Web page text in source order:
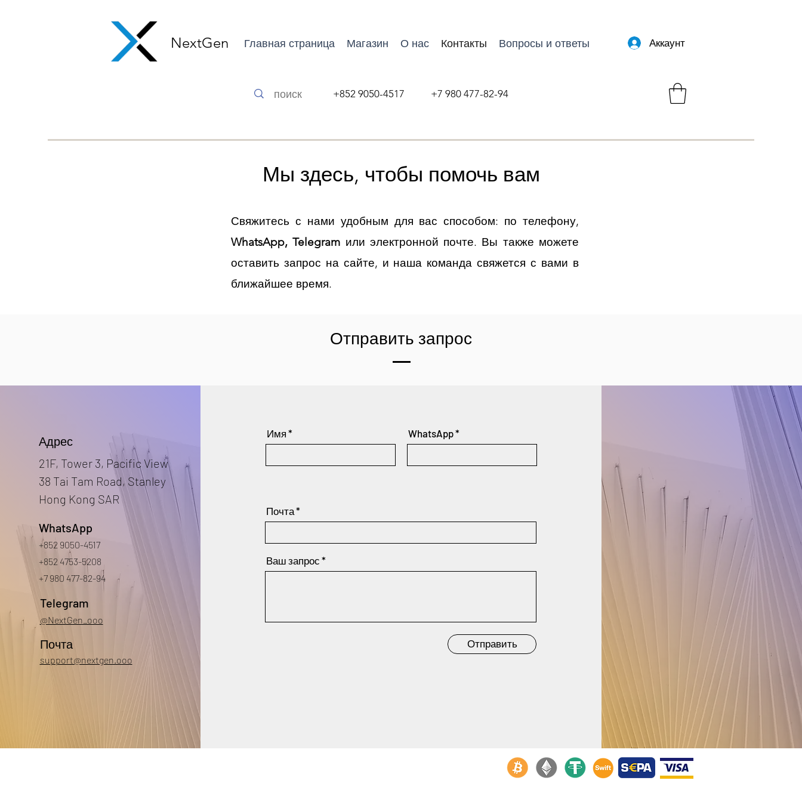
NextGen Главная страница Магазин О нас Контакты Вопросы и ответы Аккаунт
+852 9050-4517 +7 980 477-82-94
Мы здесь, чтобы помочь вам
Свяжитесь с нами удобным для вас способом: по телефону,
WhatsApp, Telegram или электронной почте. Вы также можете
оставить запрос на сайте, и наша команда свяжется с вами в
ближайшее время.
Отправить запрос
Адрес
21F, Tower 3, Pacific View
38 Tai Tam Road, Stanley
Hong Kong SAR
WhatsApp
+852 9050-4517
+852 4753-5208
+7 980 477-82-94
Telegram
@NextGen_ooo
Почта
support@nextgen.ooo
Имя WhatsApp
Почта
Ваш запрос
Отправить